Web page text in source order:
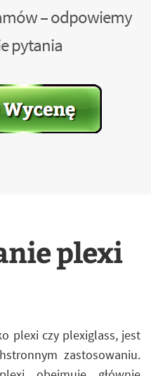
– odpowiemy
pytania
plexi
plexi czy plexiglass, jest
zastosowaniu.